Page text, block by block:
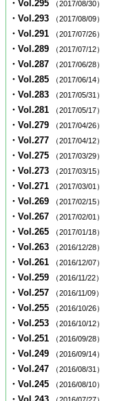
・Vol.295 （2017/08/30）
・Vol.293 （2017/08/09）
・Vol.291 （2017/07/26）
・Vol.289 （2017/07/12）
・Vol.287 （2017/06/28）
・Vol.285 （2017/06/14）
・Vol.283 （2017/05/31）
・Vol.281 （2017/05/17）
・Vol.279 （2017/04/26）
・Vol.277 （2017/04/12）
・Vol.275 （2017/03/29）
・Vol.273 （2017/03/15）
・Vol.271 （2017/03/01）
・Vol.269 （2017/02/15）
・Vol.267 （2017/02/01）
・Vol.265 （2017/01/18）
・Vol.263 （2016/12/28）
・Vol.261 （2016/12/07）
・Vol.259 （2016/11/22）
・Vol.257 （2016/11/09）
・Vol.255 （2016/10/26）
・Vol.253 （2016/10/12）
・Vol.251 （2016/09/28）
・Vol.249 （2016/09/14）
・Vol.247 （2016/08/31）
・Vol.245 （2016/08/10）